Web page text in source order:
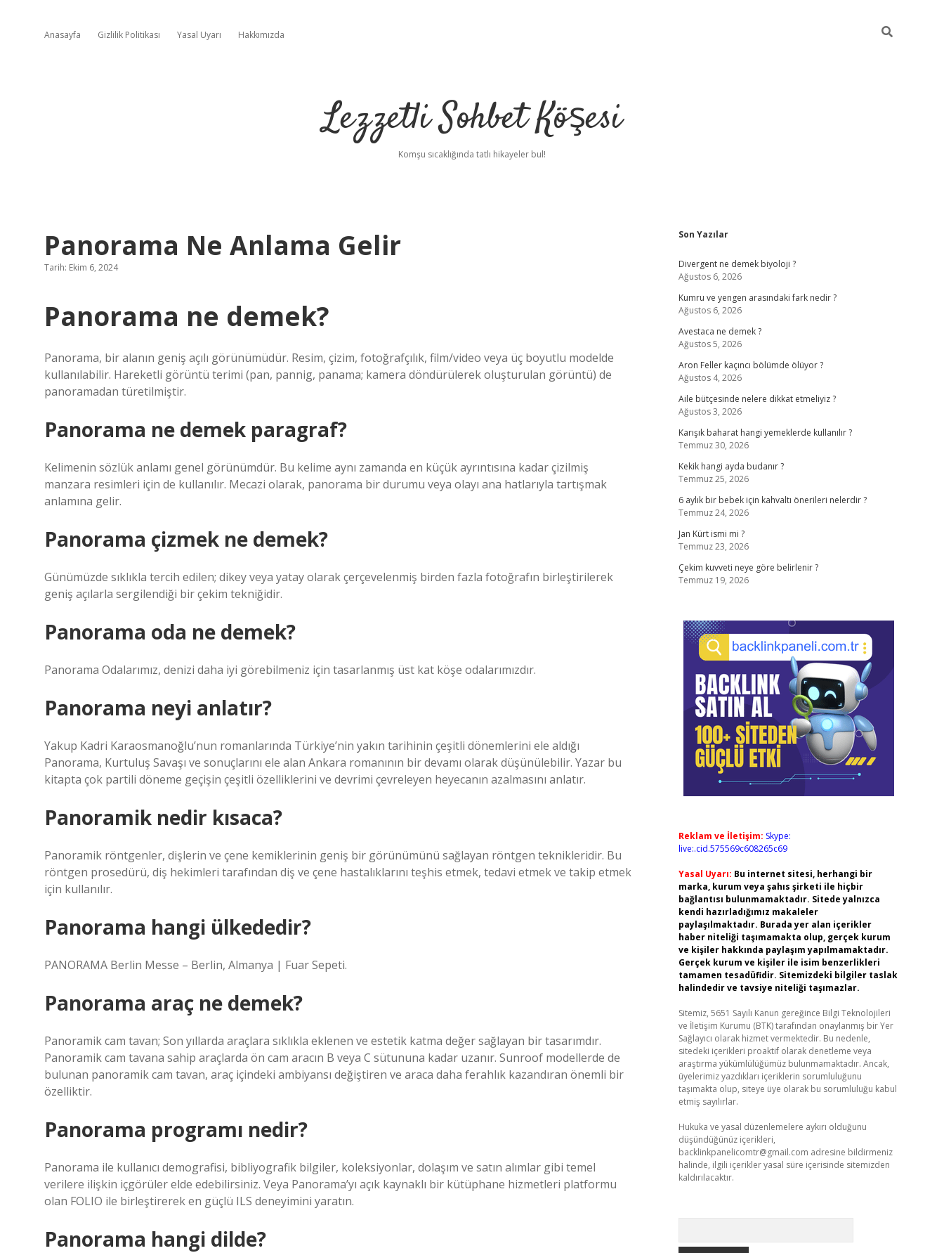
Anasayfa Gizlilik Politikası Yasal Uyarı Hakkımızda
Lezzetli Sohbet Köşesi
Komşu sıcaklığında tatlı hikayeler bul!
Panorama Ne Anlama Gelir
Tarih: Ekim 6, 2024
Panorama ne demek?
Panorama, bir alanın geniş açılı görünümüdür. Resim, çizim, fotoğrafçılık, film/video veya üç boyutlu modelde
kullanılabilir. Hareketli görüntü terimi (pan, pannig, panama; kamera döndürülerek oluşturulan görüntü) de
panoramadan türetilmiştir.
Panorama ne demek paragraf?
Kelimenin sözlük anlamı genel görünümdür. Bu kelime aynı zamanda en küçük ayrıntısına kadar çizilmiş
manzara resimleri için de kullanılır. Mecazi olarak, panorama bir durumu veya olayı ana hatlarıyla tartışmak
anlamına gelir.
Panorama çizmek ne demek?
Günümüzde sıklıkla tercih edilen; dikey veya yatay olarak çerçevelenmiş birden fazla fotoğrafın birleştirilerek
geniş açılarla sergilendiği bir çekim tekniğidir.
Panorama oda ne demek?
Panorama Odalarımız, denizi daha iyi görebilmeniz için tasarlanmış üst kat köşe odalarımızdır.
Panorama neyi anlatır?
Yakup Kadri Karaosmanoğlu’nun romanlarında Türkiye’nin yakın tarihinin çeşitli dönemlerini ele aldığı
Panorama, Kurtuluş Savaşı ve sonuçlarını ele alan Ankara romanının bir devamı olarak düşünülebilir. Yazar bu
kitapta çok partili döneme geçişin çeşitli özelliklerini ve devrimi çevreleyen heyecanın azalmasını anlatır.
Panoramik nedir kısaca?
Panoramik röntgenler, dişlerin ve çene kemiklerinin geniş bir görünümünü sağlayan röntgen teknikleridir. Bu
röntgen prosedürü, diş hekimleri tarafından diş ve çene hastalıklarını teşhis etmek, tedavi etmek ve takip etmek
için kullanılır.
Panorama hangi ülkededir?
PANORAMA Berlin Messe – Berlin, Almanya | Fuar Sepeti.
Panorama araç ne demek?
Panoramik cam tavan; Son yıllarda araçlara sıklıkla eklenen ve estetik katma değer sağlayan bir tasarımdır.
Panoramik cam tavana sahip araçlarda ön cam aracın B veya C sütununa kadar uzanır. Sunroof modellerde de
bulunan panoramik cam tavan, araç içindeki ambiyansı değiştiren ve araca daha ferahlık kazandıran önemli bir
özelliktir.
Panorama programı nedir?
Panorama ile kullanıcı demografisi, bibliyografik bilgiler, koleksiyonlar, dolaşım ve satın alımlar gibi temel
verilere ilişkin içgörüler elde edebilirsiniz. Veya Panorama’yı açık kaynaklı bir kütüphane hizmetleri platformu
olan FOLIO ile birleştirerek en güçlü ILS deneyimini yaratın.
Panorama hangi dilde?
Sidebar
Son Yazılar
Divergent ne demek biyoloji ?
Ağustos 6, 2026
Kumru ve yengen arasındaki fark nedir ?
Ağustos 6, 2026
Avestaca ne demek ?
Ağustos 5, 2026
Aron Feller kaçıncı bölümde ölüyor ?
Ağustos 4, 2026
Aile bütçesinde nelere dikkat etmeliyiz ?
Ağustos 3, 2026
Karışık baharat hangi yemeklerde kullanılır ?
Temmuz 30, 2026
Kekik hangi ayda budanır ?
Temmuz 25, 2026
6 aylık bir bebek için kahvaltı önerileri nelerdir ?
Temmuz 24, 2026
Jan Kürt ismi mi ?
Temmuz 23, 2026
Çekim kuvveti neye göre belirlenir ?
Temmuz 19, 2026
Reklam ve İletişim: Skype:
live:.cid.575569c608265c69
Yasal Uyarı: Bu internet sitesi, herhangi bir
marka, kurum veya şahıs şirketi ile hiçbir
bağlantısı bulunmamaktadır. Sitede yalnızca
kendi hazırladığımız makaleler
paylaşılmaktadır. Burada yer alan içerikler
haber niteliği taşımamakta olup, gerçek kurum
ve kişiler hakkında paylaşım yapılmamaktadır.
Gerçek kurum ve kişiler ile isim benzerlikleri
tamamen tesadüfidir. Sitemizdeki bilgiler taslak
halindedir ve tavsiye niteliği taşımazlar.
Sitemiz, 5651 Sayılı Kanun gereğince Bilgi Teknolojileri
ve İletişim Kurumu (BTK) tarafından onaylanmış bir Yer
Sağlayıcı olarak hizmet vermektedir. Bu nedenle,
sitedeki içerikleri proaktif olarak denetleme veya
araştırma yükümlülüğümüz bulunmamaktadır. Ancak,
üyelerimiz yazdıkları içeriklerin sorumluluğunu
taşımakta olup, siteye üye olarak bu sorumluluğu kabul
etmiş sayılırlar.
Hukuka ve yasal düzenlemelere aykırı olduğunu
düşündüğünüz içerikleri,
backlinkpanelicomtr@gmail.com adresine bildirmeniz
halinde, ilgili içerikler yasal süre içerisinde sitemizden
kaldırılacaktır.
vdcasino güncel giriş